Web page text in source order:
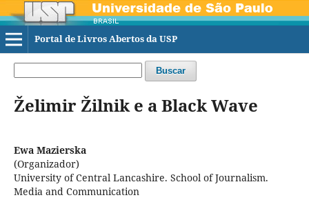
Portal de Livros Abertos da USP
Buscar
Želimir Žilnik e a Black Wave
Ewa Mazierska
(Organizador)
University of Central Lancashire. School of Journalism.
Media and Communication